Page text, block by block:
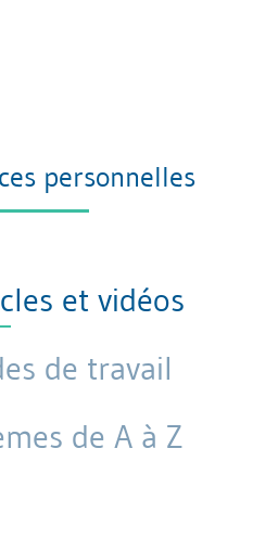
personnelles
et vidéos
de travail
de A à Z